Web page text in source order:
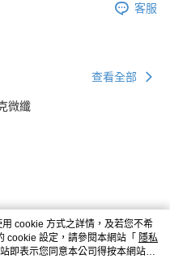
客服
查看全部
微纖
cookie 方式之詳情，及若您不希
cookie 設定，請參閱本網站「 隱私
即表示您同意本公司得按本網站使